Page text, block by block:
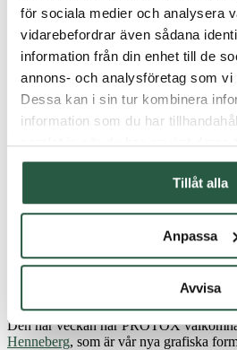
för sociala medier och analysera
vidarebefordrar även sådana
information från din enhet till de
annons- och analysföretag som vi
Dessa kan i sin tur kombinera
information som du har
samlat in när du har använt deras
Tillåt alla
Anpassa
Avvisa
Hem
Nyheter
Information om företaget
Välkommen till ny grafisk formgivare
Välkommen
grafisk
Välkommen till ny
Den här veckan har PROTOX
Henneberg, som är vår nya grafiska